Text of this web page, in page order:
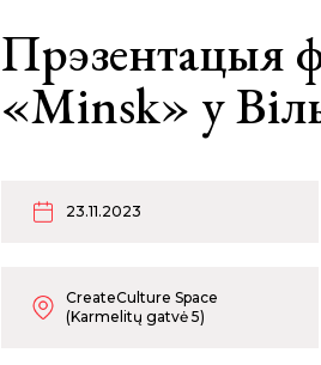
Прэзентацыя
«Minsk» у
23.11.2023
CreateCulture Space
(Karmelitų gatvė 5)